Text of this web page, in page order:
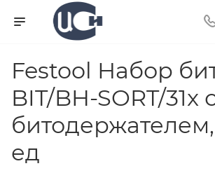
Festool Набор
BIT/BH-SORT/31x
битодержателем,
ед